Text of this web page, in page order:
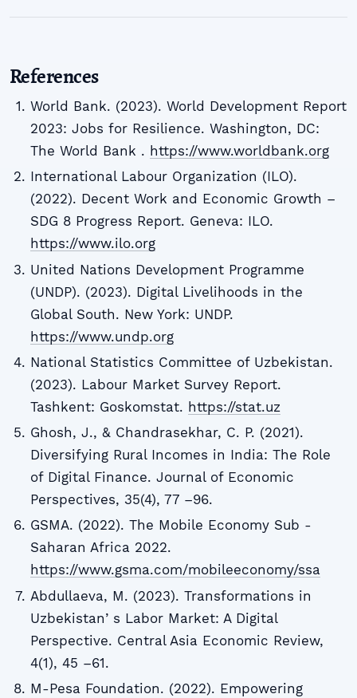
References
World Bank. (2023). World Development Report
2023: Jobs for Resilience. Washington, DC:
The World Bank . https://www.worldbank.org
International Labour Organization (ILO).
(2022). Decent Work and Economic Growth –
SDG 8 Progress Report. Geneva: ILO.
https://www.ilo.org
United Nations Development Programme
(UNDP). (2023). Digital Livelihoods in the
Global South. New York: UNDP.
https://www.undp.org
National Statistics Committee of Uzbekistan.
(2023). Labour Market Survey Report.
Tashkent: Goskomstat. https://stat.uz
Ghosh, J., & Chandrasekhar, C. P. (2021).
Diversifying Rural Incomes in India: The Role
of Digital Finance. Journal of Economic
Perspectives, 35(4), 77 –96.
GSMA. (2022). The Mobile Economy Sub -
Saharan Africa 2022.
https://www.gsma.com/mobileeconomy/ssa
Abdullaeva, M. (2023). Transformations in
Uzbekistanʼs Labor Market: A Digital
Perspective. Central Asia Economic Review,
4(1), 45 –61.
M-Pesa Foundation. (2022). Empowering